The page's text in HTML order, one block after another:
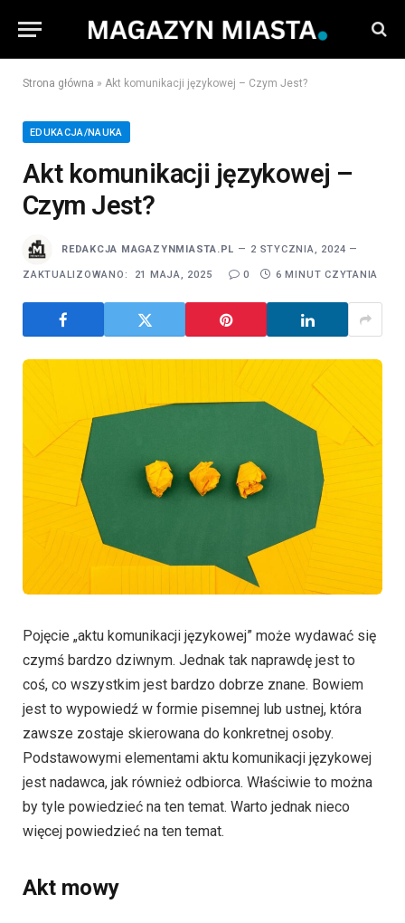
Strona główna » Akt komunikacji językowej – Czym Jest?
EDUKACJA/NAUKA
Akt komunikacji językowej –
Czym Jest?
REDAKCJA MAGAZYNMIASTA.PL 2 STYCZNIA, 2024
ZAKTUALIZOWANO: 21 MAJA, 2025 0 6 MINUT CZYTANIA
Pojęcie „aktu komunikacji językowej” może wydawać się
czymś bardzo dziwnym. Jednak tak naprawdę jest to
coś, co wszystkim jest bardzo dobrze znane. Bowiem
jest to wypowiedź w formie pisemnej lub ustnej, która
zawsze zostaje skierowana do konkretnej osoby.
Podstawowymi elementami aktu komunikacji językowej
jest nadawca, jak również odbiorca. Właściwie to można
by tyle powiedzieć na ten temat. Warto jednak nieco
więcej powiedzieć na ten temat.
Akt mowy